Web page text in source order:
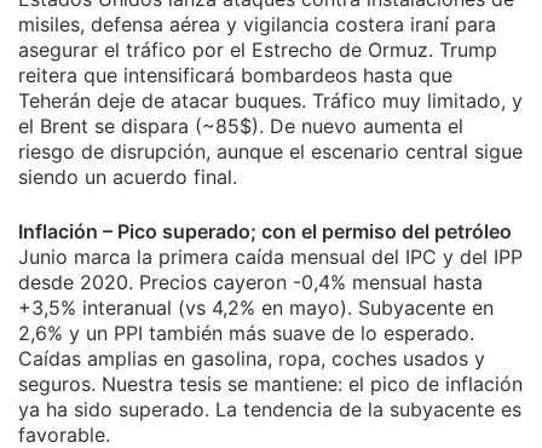
misiles, defensa aérea y vigilancia costera iraní para
asegurar el tráfico por el Estrecho de Ormuz. Trump
reitera que intensificará bombardeos hasta que
Teherán deje de atacar buques. Tráfico muy limitado, y
el Brent se dispara (~85$). De nuevo aumenta el
riesgo de disrupción, aunque el escenario central sigue
siendo un acuerdo final.
Inflación – Pico superado; con el permiso del petróleo
Junio marca la primera caída mensual del IPC y del IPP
desde 2020. Precios cayeron -0,4% mensual hasta
+3,5% interanual (vs 4,2% en mayo). Subyacente en
2,6% y un PPI también más suave de lo esperado.
Caídas amplias en gasolina, ropa, coches usados y
seguros. Nuestra tesis se mantiene: el pico de inflación
ya ha sido superado. La tendencia de la subyacente es
favorable.